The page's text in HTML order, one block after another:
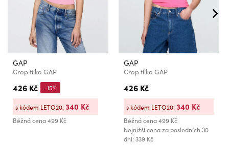
GAP
Crop tílko GAP
426 Kč
Běžná cena499 Kč
-15%
s kódem LETO20:340 Kč
GAP
Crop tílko GAP
426 Kč
Běžná cena499 Kč
Nejnižší cena za posledních 30
dní: 339 Kč
s kódem LETO20:340 Kč